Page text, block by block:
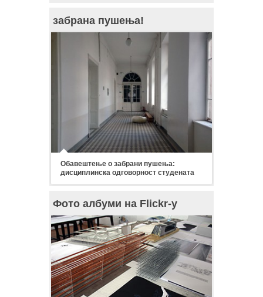
забрана пушења!
Обавештење о забрани пушења:
дисциплинска одговорност студената
Фото албуми на Flickr-у